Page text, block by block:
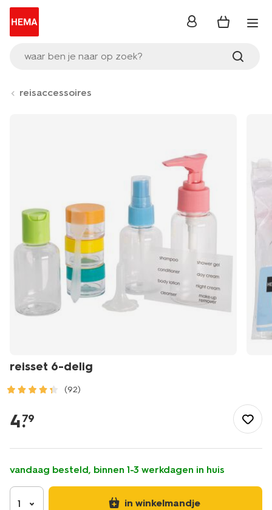
waar ben je naar op zoek?
inloggen
reisaccessoires
reisset 6-delig
(92)
onderweg/reizen/reisaccessoires/reisset-
6-
11854080.html
4.
79
vandaag besteld, binnen 1-3 werkdagen in huis
1 in winkelmandje